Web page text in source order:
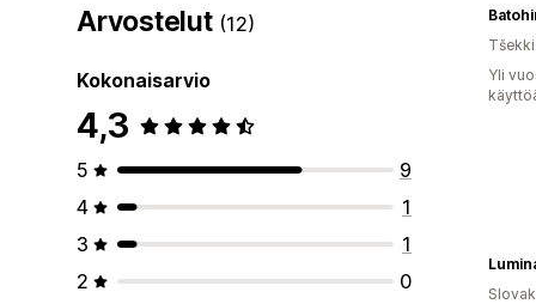
Arvostelut (12)
Kokonaisarvio
4,3
5
9
4
1
3
1
2
0
Tšekki
Yli